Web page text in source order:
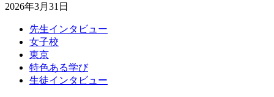
2026年3月31日
先生インタビュー
女子校
東京
特色ある学び
生徒インタビュー